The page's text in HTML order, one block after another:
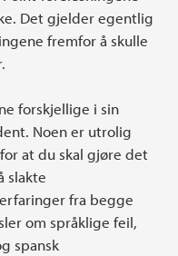
Det gjelder egentlig
fremfor å skulle
forskjellige i sin
Noen er utrolig
at du skal gjøre det
slakte
fra begge
om språklige feil,
spansk